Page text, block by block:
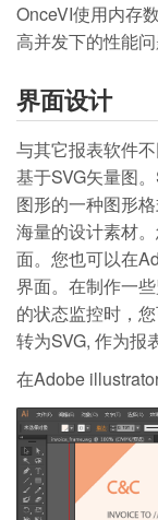
OnceVI使用内存
高并发下的性能问
界面设计
与其它报表软件
基于SVG矢量图
图形的一种图形
海量的设计素材
面。您也可以在
界面。在制作一
的状态监控时，
转为SVG, 作为报
在Adobe